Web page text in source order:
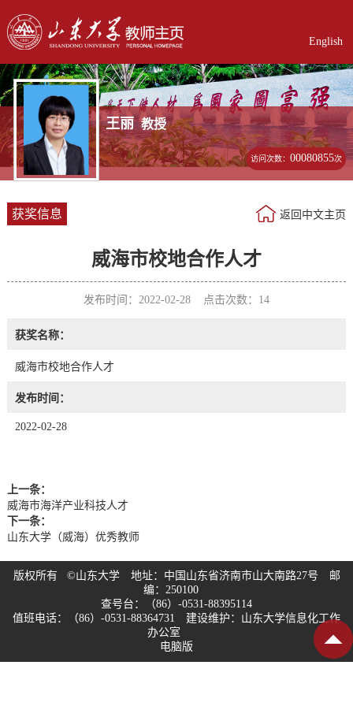
English
王丽 教授
访问次数：00080855次
获奖信息 返回中文主页
威海市校地合作人才
发布时间：2022-02-28 点击次数： 14
获奖名称：
威海市校地合作人才
发布时间：
2022-02-28
上一条：
威海市海洋产业科技人才
下一条：
山东大学（威海）优秀教师
版权所有 ©山东大学 地址：中国山东省济南市山大南路27号 邮
编：250100
查号台：（86）-0531-88395114
值班电话：（86）-0531-88364731 建设维护：山东大学信息化工作
办公室
电脑版